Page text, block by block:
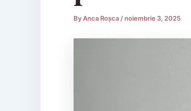
ByAnca Roșca / noiembrie 3, 2025